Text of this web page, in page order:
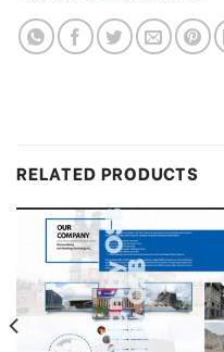
RELATED PRODUCTS